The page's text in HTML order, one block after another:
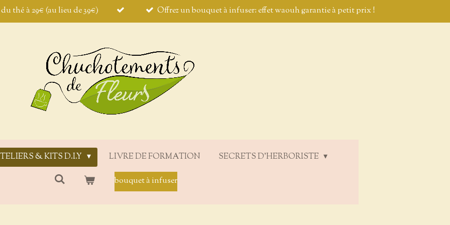
thé à 29€ (au lieu de 39€) Offrez un bouquet à infuser: effet waouh garantie à petit prix !
& KITS D.I.Y LIVRE DE FORMATION SECRETS D'HERBORISTE
bouquet à infuser